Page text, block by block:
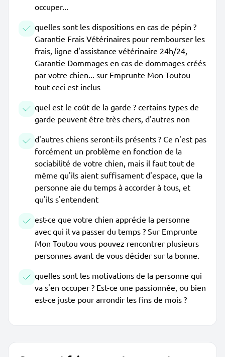
occuper...
quelles sont les dispositions en cas de pépin ?
Garantie Frais Vétérinaires pour rembourser les
frais, ligne d'assistance vétérinaire 24h/24,
Garantie Dommages en cas de dommages créés
par votre chien... sur Emprunte Mon Toutou
tout ceci est inclus
quel est le coût de la garde ? certains types de
garde peuvent être très chers, d'autres non
d'autres chiens seront-ils présents ? Ce n'est pas
forcément un problème en fonction de la
sociabilité de votre chien, mais il faut tout de
même qu'ils aient suffisament d'espace, que la
personne aie du temps à accorder à tous, et
qu'ils s'entendent
est-ce que votre chien apprécie la personne
avec qui il va passer du temps ? Sur Emprunte
Mon Toutou vous pouvez rencontrer plusieurs
personnes avant de vous décider sur la bonne.
quelles sont les motivations de la personne qui
va s'en occuper ? Est-ce une passionnée, ou bien
est-ce juste pour arrondir les fins de mois ?